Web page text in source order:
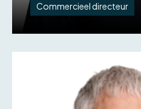
Commercieel directeur